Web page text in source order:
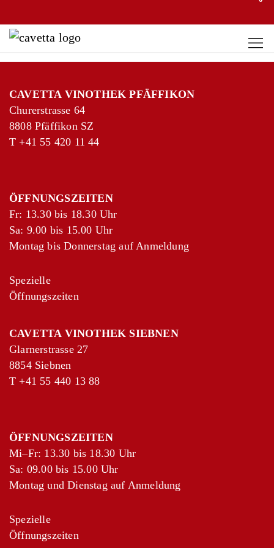
CAVETTA VINOTHEK PFÄFFIKON
Churerstrasse 64
8808 Pfäffikon SZ
T +41 55 420 11 44
ÖFFNUNGSZEITEN
Fr: 13.30 bis 18.30 Uhr
Sa: 9.00 bis 15.00 Uhr
Montag bis Donnerstag auf Anmeldung
Spezielle
Öffnungszeiten
CAVETTA VINOTHEK SIEBNEN
Glarnerstrasse 27
8854 Siebnen
T +41 55 440 13 88
ÖFFNUNGSZEITEN
Mi–Fr: 13.30 bis 18.30 Uhr
Sa: 09.00 bis 15.00 Uhr
Montag und Dienstag auf Anmeldung
Spezielle
Öffnungszeiten